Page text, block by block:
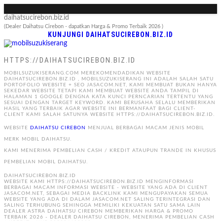
daihatsucirebon.biz.id
(Dealer Daihatsu Cirebon - dapatkan Harga & Promo Terbaik 2026 )
KUNJUNGI DAIHATSUCIREBON.BIZ.ID
HTTPS://DAIHATSUCIREBON.BIZ.ID
MOBILSUZUKISERANG.COM MEREKOMENDADIKAN WEBSITE
DAIHATSUCIREBON.BIZ.ID , MOBILSUZUKISERANG INI ADALAH SALAH SATU
PORTOFOLIO WEBSITE + SEO JASACOM.NET, KAMI MEMBUAT BUKAN HANYA
SEKEDAR WEBSITE TETAPI KAMI MEMBUAT WEBSITE ANDA TAMPIL DI
HALAMAN 1 GOOGLE DENGNA KATA KUNCI PERNCARIAN TERTENTU YANG
SESUAI DENGAN TARGET KEYWORD. KAMI BERUSAHA SELALU MEMBERIKAN
HASIL YANG TERBAIK AGAR WEBSITE INI BERMANFAAT BAGI CLIENT-
CLIENT KAMI SALAH SATUNYA WEBSITE HTTPS://DAIHATSUCIREBON.BIZ.ID.
WEBSITE DAIHATSU CIREBON MENJUAL BERBAGAI MACAM JENIS MOBIL
MERK MOBIL DAIHATSU.
KAMI MENERIMA PEMBELIAN CASH / KREDIT ATAUPUN TRANDE IN KHUSUS
PEMBELIAN MOBIL DAIHATSU.
DAIHATSUCIREBON.BIZ.ID
WEBSITE KAMI HTTPS://DAIHATSUCIREBON.BIZ.ID MENGINFORMASI
BERBAGAI MACAM INFORMASI WEBSITE - WEBSITE YANG ADA DI CLIENT
JASACOM.NET, SEBAGAI MEDIA BACKLINK KAMI MENGUPAYAKAN SEMUA
WEBSITE YANG ADA DI DALAM JASACOM.NET SALING TERINTEGRASI DAN
SALING TERHUBUNG SEHINGGA MEMILIKI KEKUATAN SATU SAMA LAIN
DEALER ASTRA DAIHATSU CIREBON MEMBERIKAN HARGA & PROMO
TERBAIK 2026 - DEALER DAIHATSU CIREBON, MENERIMA PEMBELIAN CASH